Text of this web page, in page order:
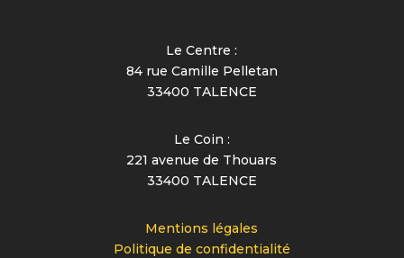
Le Centre :
84 rue Camille Pelletan
33400 TALENCE
Le Coin :
221 avenue de Thouars
33400 TALENCE
Mentions légales
Politique de confidentialité